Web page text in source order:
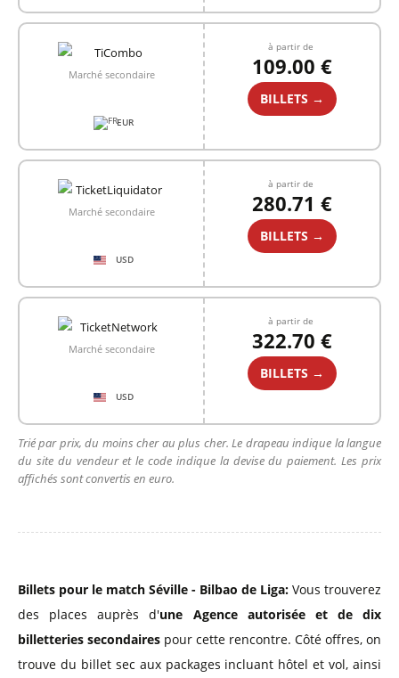
Marché secondaire
EUR
à partir de
109.00 €
BILLETS →
Marché secondaire
USD
à partir de
280.71 €
BILLETS →
Marché secondaire
USD
à partir de
322.70 €
BILLETS →
Trié par prix, du moins cher au plus cher. Le drapeau indique la langue
du site du vendeur et le code indique la devise du paiement. Les prix
affichés sont convertis en euro.
Billets pour le match Séville - Bilbao de Liga: Vous trouverez
des places auprès d'une Agence autoriséeet de dix
billetteries secondaires pour cette rencontre. Côté offres, on
trouve du billet sec aux packages incluant hôtel et vol, ainsi